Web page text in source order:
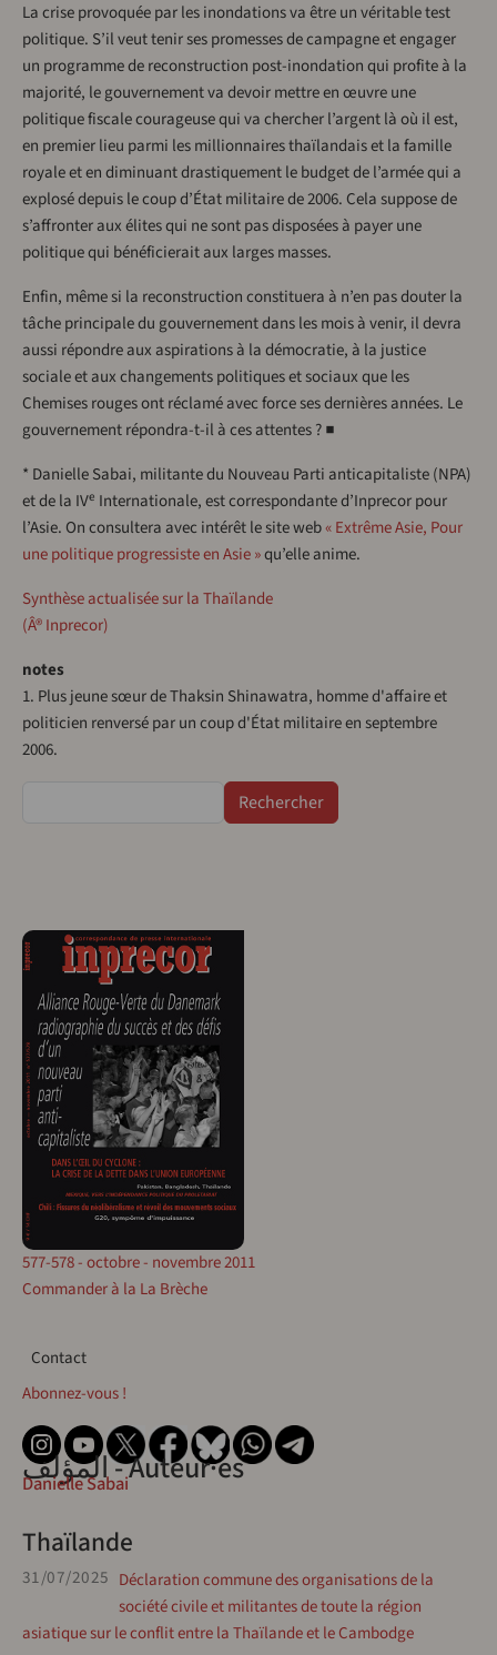
La crise provoquée par les inondations va être un véritable test
politique. S’il veut tenir ses promesses de campagne et engager
un programme de reconstruction post-inondation qui profite à la
majorité, le gouvernement va devoir mettre en œuvre une
politique fiscale courageuse qui va chercher l’argent là où il est,
en premier lieu parmi les millionnaires thaïlandais et la famille
royale et en diminuant drastiquement le budget de l’armée qui a
explosé depuis le coup d’État militaire de 2006. Cela suppose de
s’affronter aux élites qui ne sont pas disposées à payer une
politique qui bénéficierait aux larges masses.
Enfin, même si la reconstruction constituera à n’en pas douter la
tâche principale du gouvernement dans les mois à venir, il devra
aussi répondre aux aspirations à la démocratie, à la justice
sociale et aux changements politiques et sociaux que les
Chemises rouges ont réclamé avec force ses dernières années. Le
gouvernement répondra-t-il à ces attentes ? ■
* Danielle Sabai, militante du Nouveau Parti anticapitaliste (NPA)
et de la IVe Internationale, est correspondante d’Inprecor pour
l’Asie. On consultera avec intérêt le site web« Extrême Asie, Pour
une politique progressiste en Asie »qu’elle anime.
Synthèse actualisée sur la Thaïlande
(Â® Inprecor)
notes
1. Plus jeune sœur de Thaksin Shinawatra, homme d'affaire et
politicien renversé par un coup d'État militaire en septembre
2006.
577-578 - octobre - novembre 2011
Commander à la La Brèche
Contact
Contact
Abonnez-vous !
المؤلف - Auteur·esDanielle Sabai
Thaïlande
31/07/2025 Déclaration commune des organisations de la
société civile et militantes de toute la région
asiatique sur le conflit entre la Thaïlande et le Cambodge